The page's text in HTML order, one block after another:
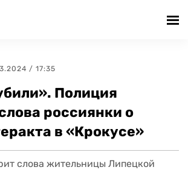
/ 17:35
Полиция
россиянки о
в «Крокусе»
слова жительницы Липецкой